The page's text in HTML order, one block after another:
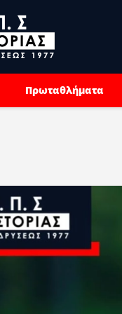
Πρωταθλήματα